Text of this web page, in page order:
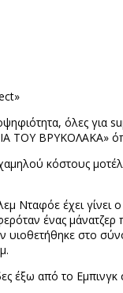
όλες για
ΤΟΥ ΒΡΥΚΟΛΑΚΑ»
κόστους
έχει γίνει ο
ένας μάνατζερ
υιοθετήθηκε στο
έξω από το Εμπινγκ